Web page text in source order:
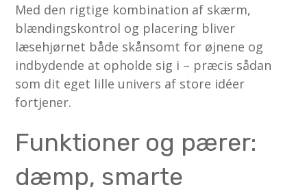
Med den rigtige kombination af skærm,
blændingskontrol og placering bliver
læsehjørnet både skånsomt for øjnene og
indbydende at opholde sig i – præcis sådan
som dit eget lille univers af store idéer
fortjener.
Funktioner og pærer:
dæmp, smarte